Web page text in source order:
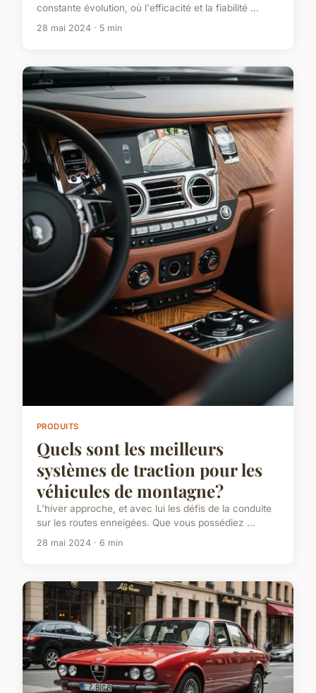
constante évolution, où l'efficacité et la fiabilité ...
28 mai 2024 · 5 min
PRODUITS
Quels sont les meilleurs
systèmes de traction pour les
véhicules de montagne?
L'hiver approche, et avec lui les défis de la conduite
sur les routes enneigées. Que vous possédiez ...
28 mai 2024 · 6 min